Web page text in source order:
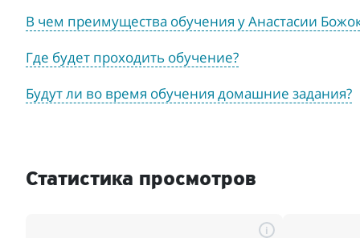
В чем преимущества обучения у Анастасии
Где будет проходить обучение?
Будут ли во время обучения домашние задания?
Статистика просмотров
i